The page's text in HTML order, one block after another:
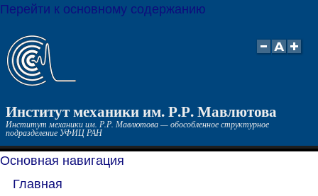
Перейти к основному содержанию
Институт механики им. Р.Р. Мавлютова
Институт механики им. Р.Р. Мавлютова — обособленное структурное
подразделение УФИЦ РАН
Основная навигация
Главная